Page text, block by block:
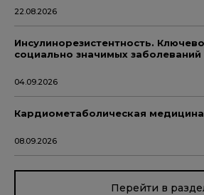
22.08.2026
Инсулинорезистентность.
социально значимых заболеваний
04.09.2026
Кардиометаболическая медицина
08.09.2026
Перейти в